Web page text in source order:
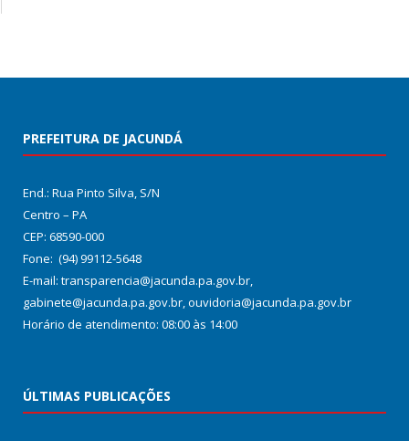
PREFEITURA DE JACUNDÁ
End.: Rua Pinto Silva, S/N
Centro – PA
CEP: 68590-000
Fone: (94) 99112-5648
E-mail: transparencia@jacunda.pa.gov.br,
gabinete@jacunda.pa.gov.br, ouvidoria@jacunda.pa.gov.br
Horário de atendimento: 08:00 às 14:00
ÚLTIMAS PUBLICAÇÕES